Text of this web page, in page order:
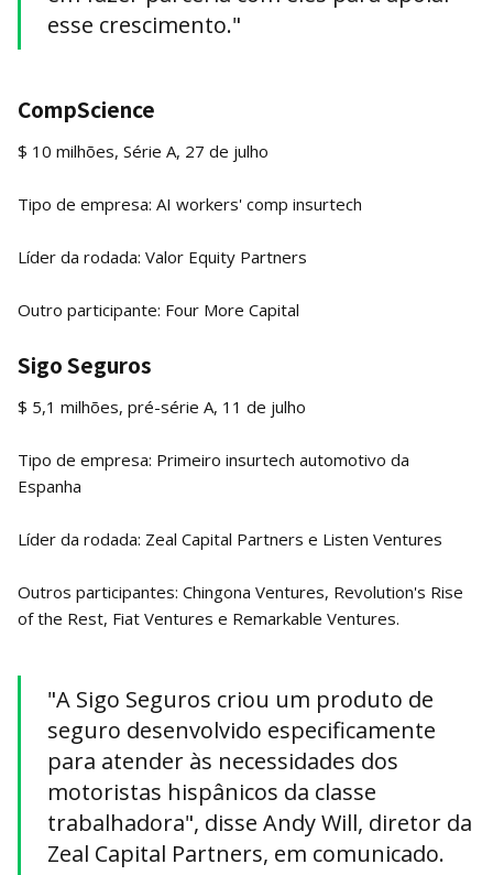
esse crescimento."
CompScience
$ 10 milhões, Série A, 27 de julho
Tipo de empresa: AI workers' comp insurtech
Líder da rodada: Valor Equity Partners
Outro participante: Four More Capital
Sigo Seguros
$ 5,1 milhões, pré-série A, 11 de julho
Tipo de empresa: Primeiro insurtech automotivo da
Espanha
Líder da rodada: Zeal Capital Partners e Listen Ventures
Outros participantes: Chingona Ventures, Revolution's Rise
of the Rest, Fiat Ventures e Remarkable Ventures.
"A Sigo Seguros criou um produto de
seguro desenvolvido especificamente
para atender às necessidades dos
motoristas hispânicos da classe
trabalhadora", disse Andy Will, diretor da
Zeal Capital Partners, em comunicado.